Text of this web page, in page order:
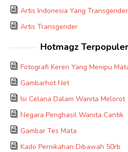
Artis Indonesia Yang Transgender
Artis Transgender
Hotmagz Terpopuler
Fotografi Keren Yang Menipu
Gambarhot Net
Isi Celana Dalam Wanita Melorot
Negara Penghasil Wanita Cantik
Gambar Tes Mata
Kado Pernikahan Dibawah 50rb